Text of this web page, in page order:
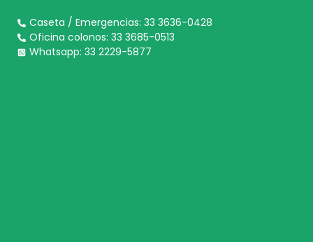
Caseta / Emergencias: 33 3636-0428
Oficina colonos: 33 3685-0513
Whatsapp: 33 2229-5877